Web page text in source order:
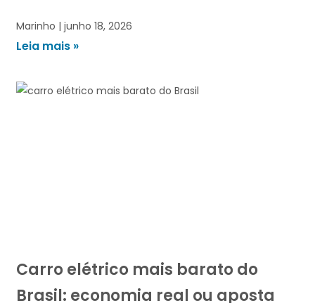
Marinho junho 18, 2026
Leia mais »
Carro elétrico mais barato do
Brasil: economia real ou aposta